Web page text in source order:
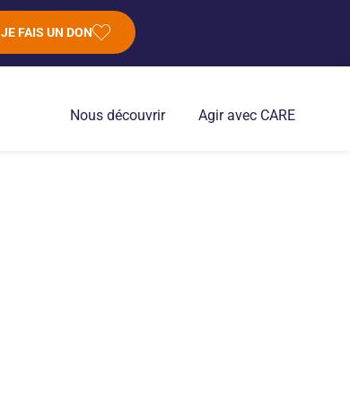
JE FAIS UN DON
Nous découvrir Agir avec CARE